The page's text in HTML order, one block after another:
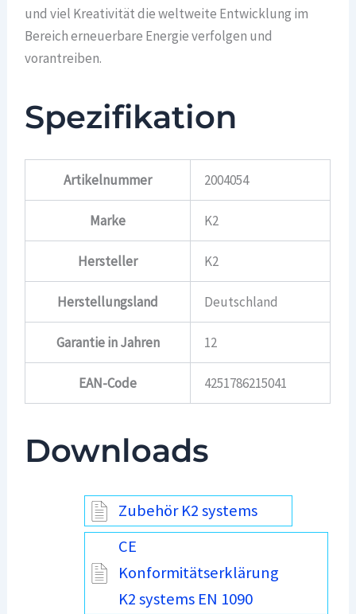
und viel Kreativität die weltweite Entwicklung im
Bereich erneuerbare Energie verfolgen und
vorantreiben.
Spezifikation
Artikelnummer 2004054
Marke K2
Hersteller K2
Herstellungsland Deutschland
Garantie in Jahren 12
EAN-Code 4251786215041
Downloads
Zubehör K2 systems
CE
Konformitätserklärung
K2 systems EN 1090